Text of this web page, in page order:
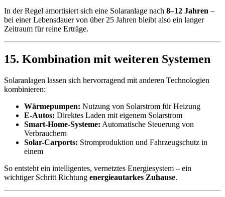
In der Regel amortisiert sich eine Solaranlage nach 8–12 Jahren –
bei einer Lebensdauer von über 25 Jahren bleibt also ein langer
Zeitraum für reine Erträge.
15. Kombination mit weiteren Systemen
Solaranlagen lassen sich hervorragend mit anderen Technologien
kombinieren:
Wärmepumpen: Nutzung von Solarstrom für Heizung
E-Autos: Direktes Laden mit eigenem Solarstrom
Smart-Home-Systeme: Automatische Steuerung von
Verbrauchern
Solar-Carports: Stromproduktion und Fahrzeugschutz in
einem
So entsteht ein intelligentes, vernetztes Energiesystem – ein
wichtiger Schritt Richtung energieautarkes Zuhause.